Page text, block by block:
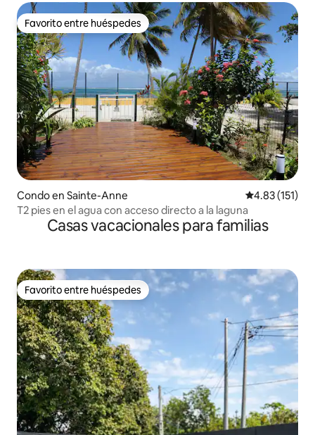
Favorito entre huéspedes
Favorito entre huéspedes
Condo en Sainte-Anne Calificación
4.83 (151)
T2 pies en el agua con acceso directo a la laguna
Casas vacacionales para familias
Favorito entre huéspedes
Favorito entre huéspedes